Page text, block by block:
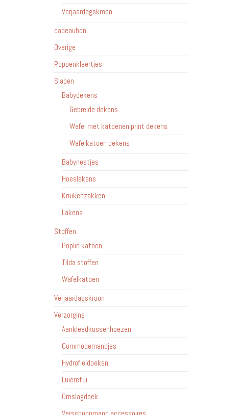
Verjaardagskroon
cadeaubon
Overige
Poppenkleertjes
Slapen
Babydekens
Gebreide dekens
Wafel met katoenen print dekens
Wafelkatoen dekens
Babynestjes
Hoeslakens
Kruikenzakken
Lakens
Stoffen
Poplin katoen
Tilda stoffen
Wafelkatoen
Verjaardagskroon
Verzorging
Aankleedkussenhoezen
Commodemandjes
Hydrofieldoeken
Luieretui
Omslagdoek